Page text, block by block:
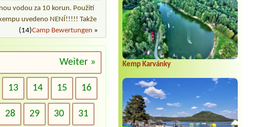
Kemp Karvánky
vodou za 10 korun. Použití
uvedeno NENÍ!!!!! Takže
(14)Camp Bewertungen »
Weiter »
13 14 15 16
28 29 30 31